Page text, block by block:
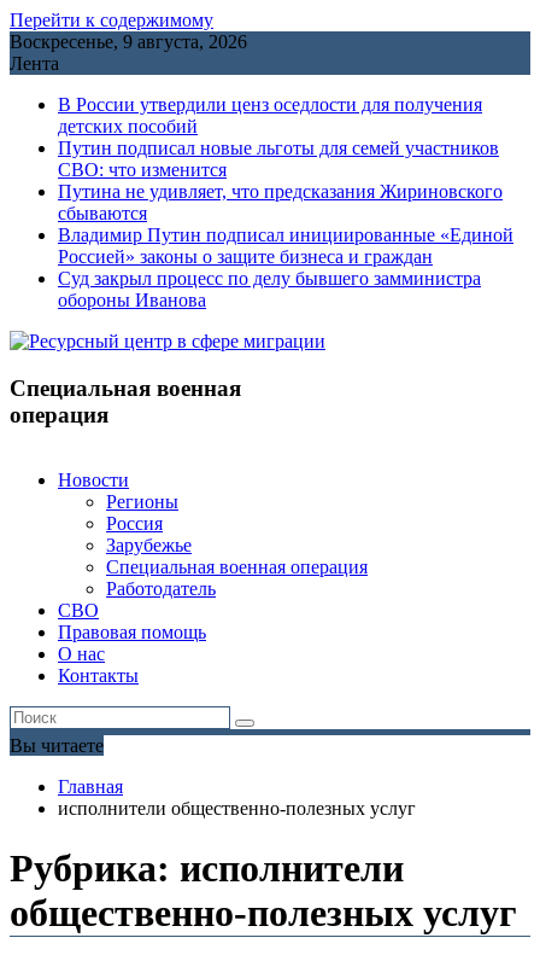
Перейти к содержимому
Воскресенье, 9 августа, 2026
Лента
В России утвердили ценз оседлости для получения
детских пособий
Путин подписал новые льготы для семей участников
СВО: что изменится
Путина не удивляет, что предсказания Жириновского
сбываются
Владимир Путин подписал инициированные «Единой
Россией» законы о защите бизнеса и граждан
Cуд закрыл процесс по делу бывшего замминистра
обороны Иванова
Специальная военная
операция
Новости
Регионы
Россия
Зарубежье
Специальная военная операция
Работодатель
СВО
Правовая помощь
О нас
Контакты
Вы читаете
Главная
исполнители общественно-полезных услуг
Рубрика: исполнители
общественно-полезных услуг